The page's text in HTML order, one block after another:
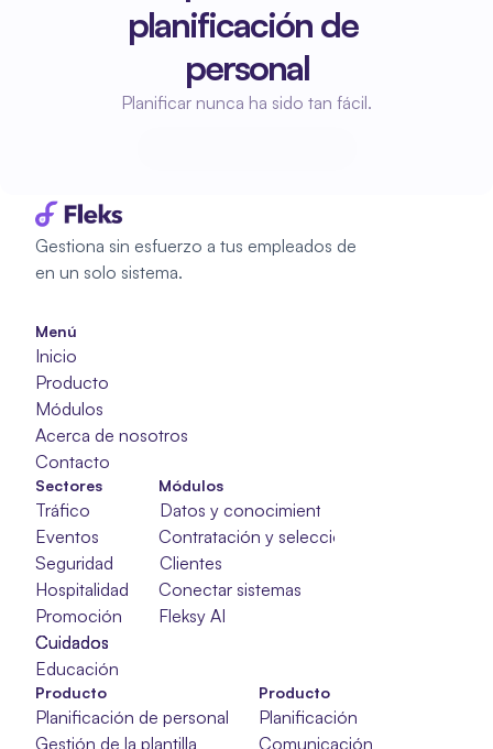
planificación de
personal
Planificar nunca ha sido tan fácil.
Gestiona sin esfuerzo a tus empleados de
en un solo sistema.
Menú
Inicio
Producto
Módulos
Acerca de nosotros
Contacto
Módulos
Datos y conocimientos
Contratación y selección
Clientes
Conectar sistemas
Fleksy AI
Sectores
Tráfico
Eventos
Seguridad
Hospitalidad
Promoción
Cuidados
Cuidados
Cuidados
Educación
Producto
Planificación de personal
Gestión de la plantilla
Planificación
Comunicación
Producto